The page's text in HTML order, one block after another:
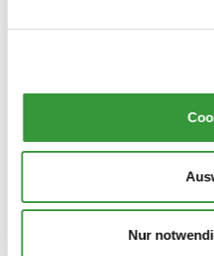
Nur
in dieser Zeit …“